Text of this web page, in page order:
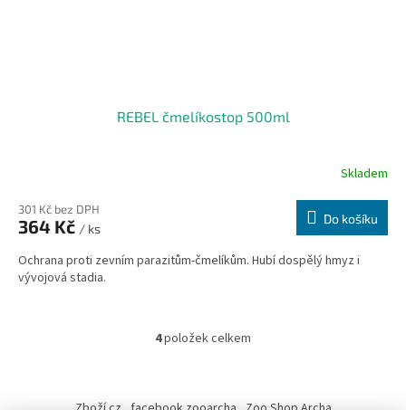
REBEL čmelíkostop 500ml
Skladem
301 Kč bez DPH
364 Kč / ks
Do košíku
Ochrana proti zevním parazitům-čmelíkům. Hubí dospělý hmyz i
vývojová stadia.
O
4položek celkem